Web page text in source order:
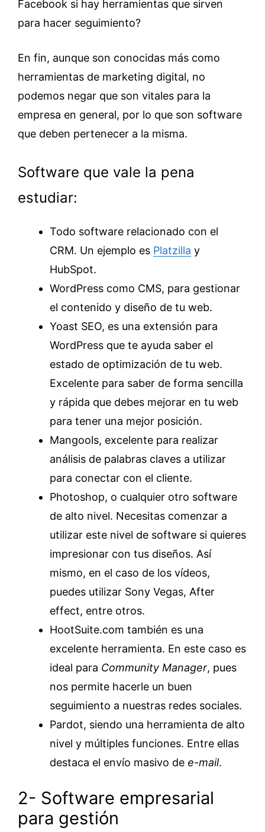
Facebook si hay herramientas que sirven
para hacer seguimiento?
En fin, aunque son conocidas más como
herramientas de marketing digital, no
podemos negar que son vitales para la
empresa en general, por lo que son software
que deben pertenecer a la misma.
Software que vale la pena
estudiar:
Todo software relacionado con el
CRM. Un ejemplo es Platzilla y
HubSpot.
WordPress como CMS, para gestionar
el contenido y diseño de tu web.
Yoast SEO, es una extensión para
WordPress que te ayuda saber el
estado de optimización de tu web.
Excelente para saber de forma sencilla
y rápida que debes mejorar en tu web
para tener una mejor posición.
Mangools, excelente para realizar
análisis de palabras claves a utilizar
para conectar con el cliente.
Photoshop, o cualquier otro software
de alto nivel. Necesitas comenzar a
utilizar este nivel de software si quieres
impresionar con tus diseños. Así
mismo, en el caso de los vídeos,
puedes utilizar Sony Vegas, After
effect, entre otros.
HootSuite.com también es una
excelente herramienta. En este caso es
ideal para Community Manager, pues
nos permite hacerle un buen
seguimiento a nuestras redes sociales.
Pardot, siendo una herramienta de alto
nivel y múltiples funciones. Entre ellas
destaca el envío masivo de e-mail.
2- Software empresarial
para gestión